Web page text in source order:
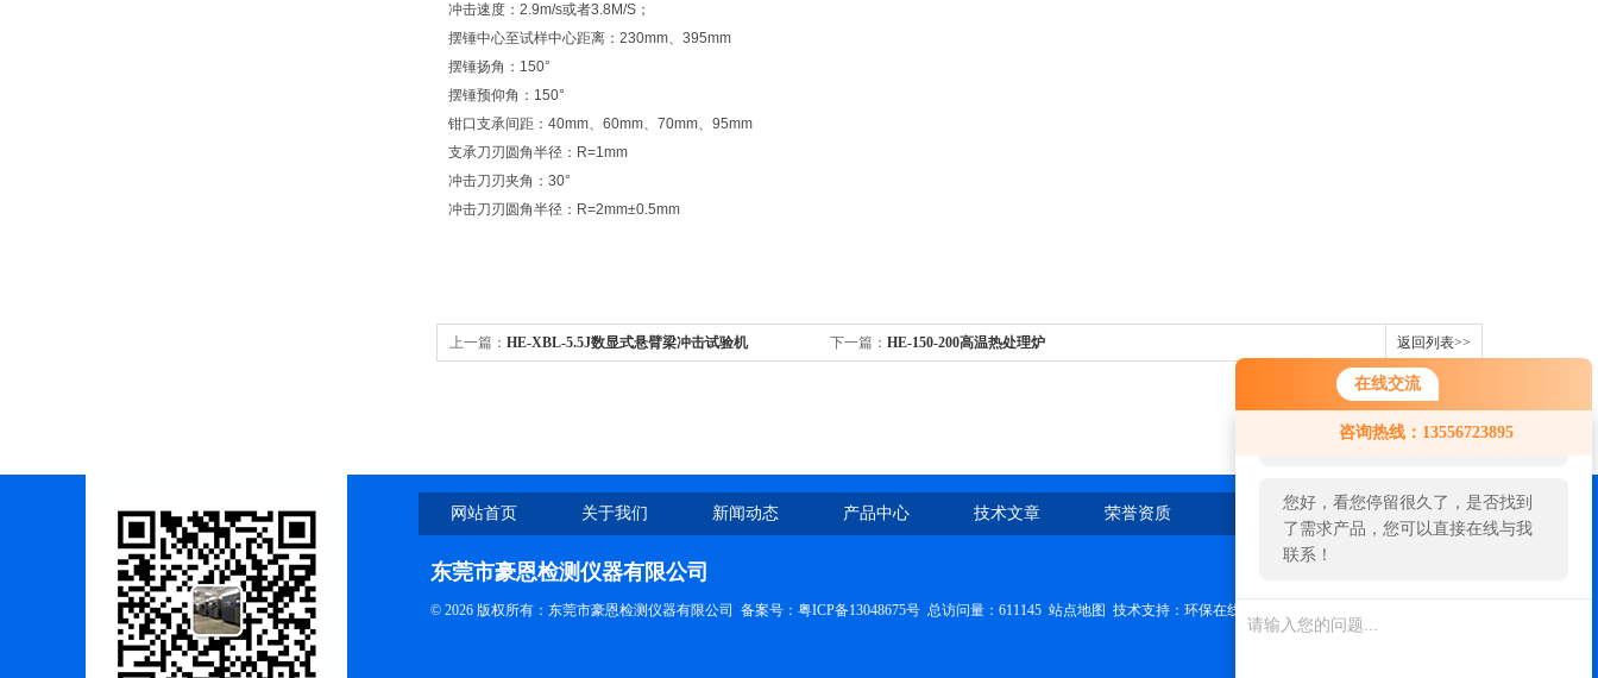
在线交流
咨询热线：13556723895
您好！欢迎前来咨询，很高兴为您
服务，请问您要咨询什么问题呢？
您好，看您停留很久了，是否找到
了需求产品，您可以直接在线与我
联系！
冲击速度：2.9m/s或者3.8M/S；
摆锤中心至试样中心距离：230mm、395mm
摆锤扬角：150°
摆锤预仰角：150°
钳口支承间距：40mm、60mm、70mm、95mm
支承刀刃圆角半径：R=1mm
冲击刀刃夹角：30°
冲击刀刃圆角半径：R=2mm±0.5mm
上一篇： HE-XBL-5.5J数显式悬臂梁冲击试验机 下一篇： HE-150-200高温热处理炉 返回列表>>
网站首页 关于我们 新闻动态 产品中心 技术文章 荣誉资质 在线留言 联系我们
东莞市豪恩检测仪器有限公司
© 2026 版权所有：东莞市豪恩检测仪器有限公司 备案号：粤ICP备13048675号 总访问量：611145 站点地图 技术支持： 环保在线